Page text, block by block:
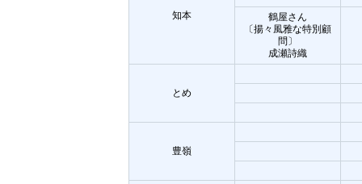
知本
鶴屋さん
〔揚々風雅な特別顧
問〕
成瀬詩織
とめ
豊嶺